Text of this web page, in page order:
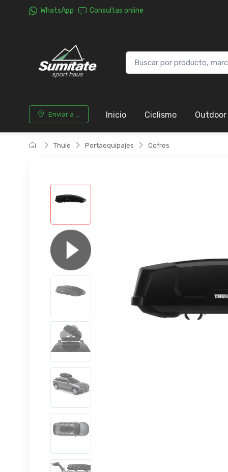
WhatsApp Consultas online
Enviar a ... Inicio Ciclismo Outdoor
Thule Portaequipajes Cofres